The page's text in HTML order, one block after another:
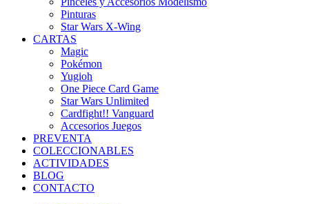
Pinturas
Star Wars X-Wing
CARTAS
Magic
Pokémon
Yugioh
One Piece Card Game
Star Wars Unlimited
Cardfight!! Vanguard
Accesorios Juegos
PREVENTA
COLECCIONABLES
ACTIVIDADES
BLOG
CONTACTO